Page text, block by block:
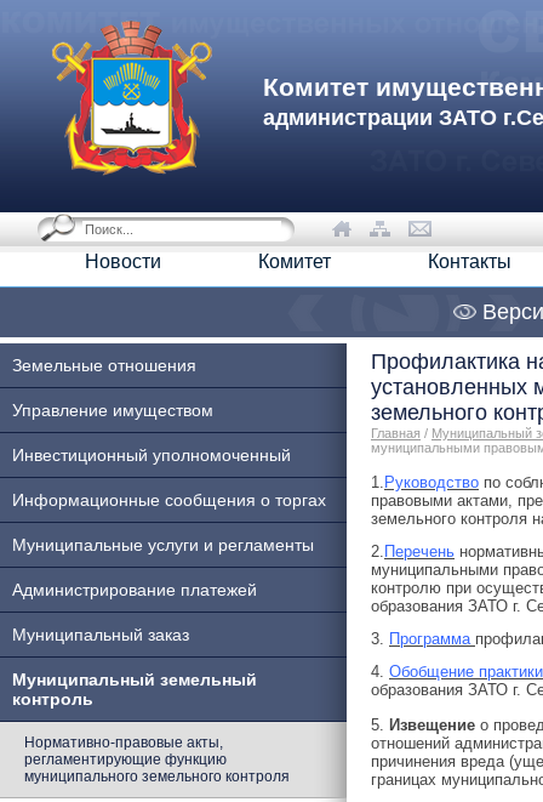
Комитет
администрации ЗАТО
Новости Комитет Контакты
Земельные отношения
Управление имуществом
Инвестиционный уполномоченный
Информационные сообщения о торгах
Муниципальные услуги и регламенты
Администрирование платежей
Муниципальный заказ
Муниципальный земельный
контроль
Нормативно-правовые акты,
регламентирующие функцию
муниципального земельного контроля
Профилактика
установленных
земельного
Главная / Муниципальный
муниципальными
1. Руководство по
правовыми актами,
земельного контроля
2. Перечень
муниципальными
контролю при
образования ЗАТО г.
3. Программа
4. Обобщение практики
образования ЗАТО г.
5. Извещение о
отношений
причинения вреда
границах